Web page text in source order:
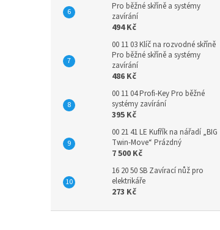
Pro běžné skříně a systémy
zavírání
494 Kč
00 11 03 Klíč na rozvodné skříně
Pro běžné skříně a systémy
zavírání
486 Kč
00 11 04 Profi-Key Pro běžné
systémy zavírání
395 Kč
00 21 41 LE Kufřík na nářadí „BIG
Twin-Move“ Prázdný
7 500 Kč
16 20 50 SB Zavírací nůž pro
elektrikáře
273 Kč